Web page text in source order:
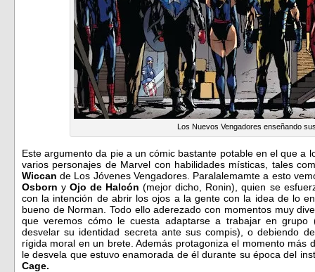
Los Nuevos Vengadores enseñando
Este argumento da pie a un cómic bastante potable en el que a
varios personajes de Marvel con habilidades místicas, tales
Wiccan de Los Jóvenes Vengadores. Paralalemamte a esto
Osborn yOjo de Halcón (mejor dicho, Ronin), quien se
con la intención de abrir los ojos a la gente con la idea de lo
bueno de Norman. Todo ello aderezado con momentos muy
que veremos cómo le cuesta adaptarse a trabajar en
desvelar su identidad secreta ante sus compis), o debiendo
rígida moral en un brete. Además protagoniza el momento más
le desvela que estuvo enamorada de él durante su época del
Cage.